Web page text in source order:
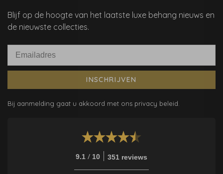
Blijf op de hoogte van het laatste luxe behang nieuws en
de nieuwste collecties.
INSCHRIJVEN
Bij aanmelding gaat u akkoord met ons privacy beleid.
9.1 / 10 351 reviews